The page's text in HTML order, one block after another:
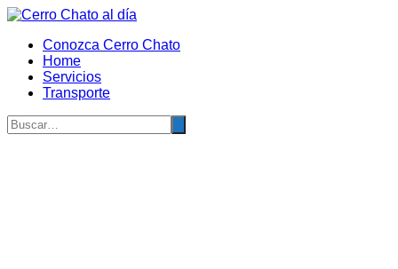
Saltar
contenidoConozca Cerro Chato
Home
Servicios
Transporte